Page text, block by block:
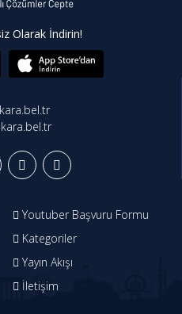
Olarak İndirin!
Youtuber Başvuru Formu
Kategoriler
Yayın Akışı
İletişim